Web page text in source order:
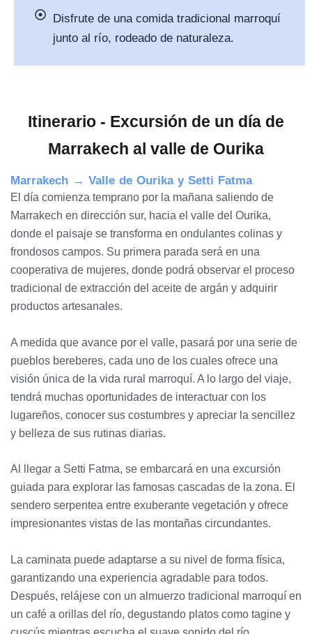
Disfrute de una comida tradicional marroquí
junto al río, rodeado de naturaleza.
Itinerario - Excursión de un día de
Marrakech al valle de Ourika
Marrakech → Valle de Ourika y Setti Fatma
El día comienza temprano por la mañana saliendo de
Marrakech en dirección sur, hacia el valle del Ourika,
donde el paisaje se transforma en ondulantes colinas y
frondosos campos. Su primera parada será en una
cooperativa de mujeres, donde podrá observar el proceso
tradicional de extracción del aceite de argán y adquirir
productos artesanales.
A medida que avance por el valle, pasará por una serie de
pueblos bereberes, cada uno de los cuales ofrece una
visión única de la vida rural marroquí. A lo largo del viaje,
tendrá muchas oportunidades de interactuar con los
lugareños, conocer sus costumbres y apreciar la sencillez
y belleza de sus rutinas diarias.
Al llegar a Setti Fatma, se embarcará en una excursión
guiada para explorar las famosas cascadas de la zona. El
sendero serpentea entre exuberante vegetación y ofrece
impresionantes vistas de las montañas circundantes.
La caminata puede adaptarse a su nivel de forma física,
garantizando una experiencia agradable para todos.
Después, relájese con un almuerzo tradicional marroquí en
un café a orillas del río, degustando platos como tagine y